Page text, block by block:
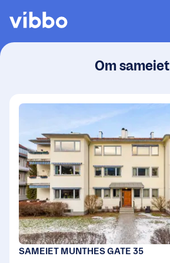
Om sameiet
SAMEIET MUNTHES GATE 35